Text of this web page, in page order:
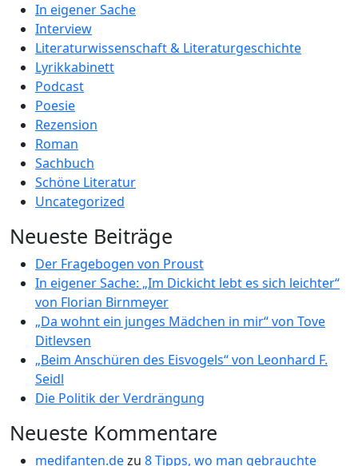
In eigener Sache
Interview
Literaturwissenschaft & Literaturgeschichte
Lyrikkabinett
Podcast
Poesie
Rezension
Roman
Sachbuch
Schöne Literatur
Uncategorized
Neueste Beiträge
Der Fragebogen von Proust
In eigener Sache: „Im Dickicht lebt es sich leichter“
von Florian Birnmeyer
„Da wohnt ein junges Mädchen in mir“ von Tove
Ditlevsen
„Beim Anschüren des Eisvogels“ von Leonhard F.
Seidl
Die Politik der Verdrängung
Neueste Kommentare
medifanten.dezu 8 Tipps, wo man gebrauchte